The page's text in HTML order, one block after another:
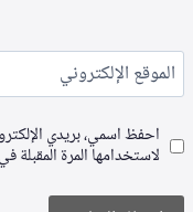
الموقع الإلكتروني
احفظ اسمي، بريدي
لاستخدامها المرة المقبلة